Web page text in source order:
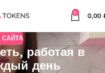
0 0,00
работая в
день